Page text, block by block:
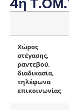
Χώρος
στέγασης,
ραντεβού,
διαδικασία,
τηλέφωνα
επικοινωνίας